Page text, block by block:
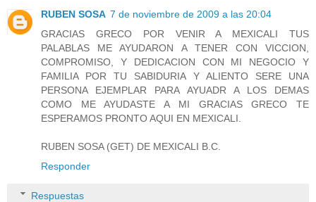
RUBEN SOSA 7 de noviembre de 2009 a las 20:04
GRACIAS GRECO POR VENIR A MEXICALI TUS
PALABLAS ME AYUDARON A TENER CON VICCION,
COMPROMISO, Y DEDICACION CON MI NEGOCIO Y
FAMILIA POR TU SABIDURIA Y ALIENTO SERE UNA
PERSONA EJEMPLAR PARA AYUADR A LOS DEMAS
COMO ME AYUDASTE A MI GRACIAS GRECO TE
ESPERAMOS PRONTO AQUI EN MEXICALI.
RUBEN SOSA (GET) DE MEXICALI B.C.
Responder
Respuestas